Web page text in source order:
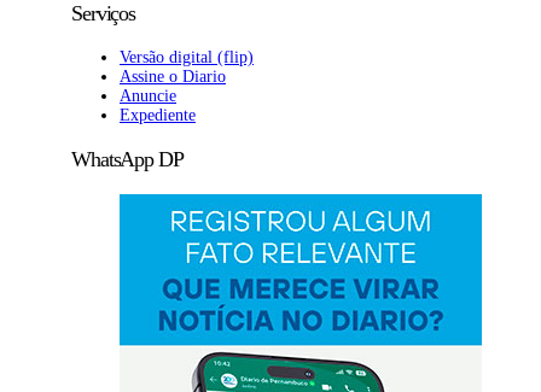
Serviços
Versão digital (flip)
Assine o Diario
Anuncie
Expediente
WhatsApp DP